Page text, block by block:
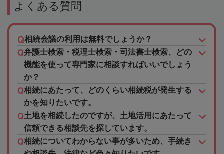
よくある質問
相続会議の利用は無料でしょうか？
弁護士検索・税理士検索・司法書士検索、どの
機能を使って専門家に相談すればいいでしょう
か？
相続にあたって、どのくらい相続税が発生する
かを知りたいです。
土地を相続したのですが、土地活用にあたって
信頼できる相談先を探しています。
相続についてわからない事が多いため、手続き